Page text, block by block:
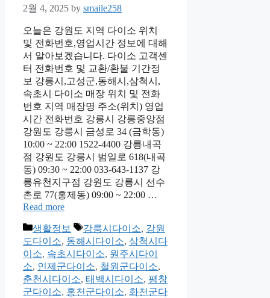
2월 4, 2025 by smaile258
오늘은 강원도 지역 다이소 위치
및 전화번호,영업시간 정보에 대해
서 알아보겠습니다. 다이소 고객센
터 전화번호 및 교환/환불 기간정
보 강릉시,고성군,동해시,삼척시,
속초시 다이소 매장 위치 및 전화
번호 지역 매장명 주소(위치) 영업
시간 전화번호 강릉시 강릉중앙점
강원도 강릉시 금성로 34 (금학동)
10:00 ~ 22:00 1522-4400 강릉내곡
점 강원도 강릉시 범일로 618(내곡
동) 09:30 ~ 22:00 033-643-1137 강
릉유천지구점 강원도 강릉시 선수
촌로 77(홍제동) 09:00 ~ 22:00 …
Read more
Categories
생활정보 Tags
강릉시다이소, 강원
도다이소, 동해시다이소, 삼척시다
이소, 속초시다이소, 원주시다이
소, 인제군다이소, 철원군다이소,
춘천시다이소, 태백시다이소, 평창
군다이소, 홍천군다이소, 화천군다